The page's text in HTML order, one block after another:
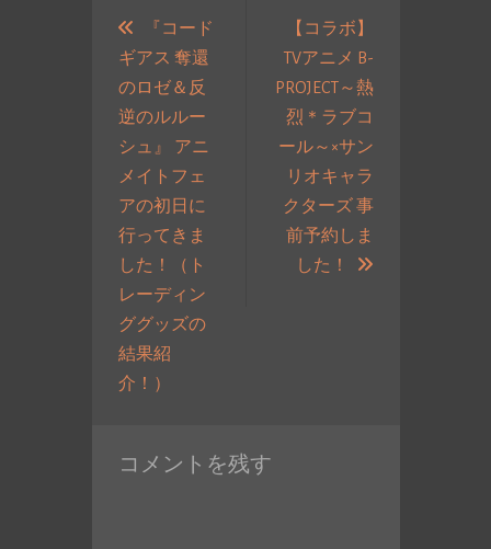
『コード
ギアス 奪還
のロゼ＆反
逆のルルー
シュ』 アニ
メイトフェ
アの初日に
行ってきま
した！（ト
レーディン
ググッズの
結果紹
介！）
投
【コラボ】
TVアニメ B-
PROJECT～熱
烈＊ラブコ
ール～×サン
リオキャラ
クターズ 事
前予約しま
した！
次
コメントを残す